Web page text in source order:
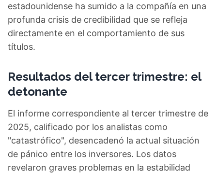
estadounidense ha sumido a la compañía en una
profunda crisis de credibilidad que se refleja
directamente en el comportamiento de sus
títulos.
Resultados del tercer trimestre: el
detonante
El informe correspondiente al tercer trimestre de
2025, calificado por los analistas como
"catastrófico", desencadenó la actual situación
de pánico entre los inversores. Los datos
revelaron graves problemas en la estabilidad